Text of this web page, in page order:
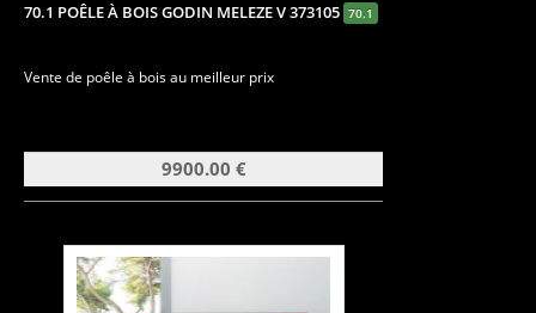
70.1 POÊLE À BOIS GODIN MELEZE V 373105 70.1
Vente de poêle à bois au meilleur prix
9900.00 €